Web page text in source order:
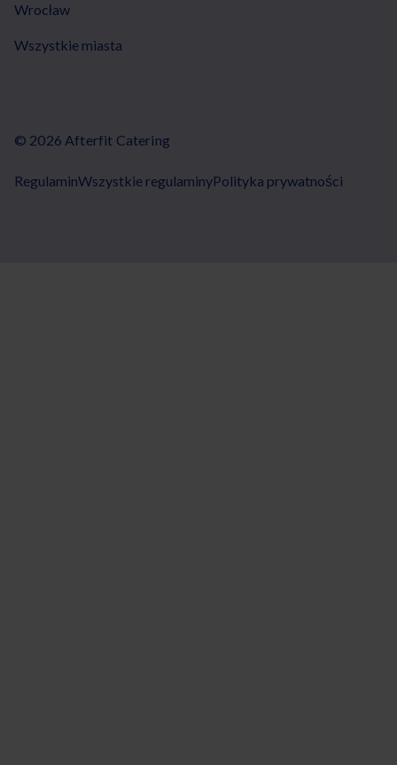
Wrocław
Wszystkie miasta
© 2026 Afterfit Catering
RegulaminWszystkie regulaminyPolityka prywatności